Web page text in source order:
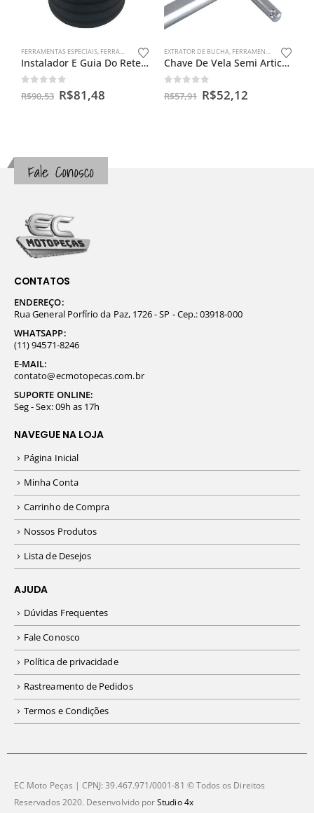
FERRAMENTAS ESPECIAIS, FERRAMENTAS PARA BENGALAS
Instalador E Guia Do Retentor De Bengala Yamaha Crosser 150
out of 5
R$90,53 R$81,48
EXTRATOR DE BUCHA, FERRAMENTAS ESPECIAIS
Chave De Vela Semi Articulada 16mm
out of 5
R$57,91 R$52,12
Fale Conosco
CONTATOS
ENDEREÇO:
Rua General Porfírio da Paz, 1726 - SP - Cep.: 03918-000
WHATSAPP:
(11) 94571-8246
E-MAIL:
contato@ecmotopecas.com.br
SUPORTE ONLINE:
Seg - Sex: 09h as 17h
NAVEGUE NA LOJA
Página Inicial
Minha Conta
Carrinho de Compra
Nossos Produtos
Lista de Desejos
AJUDA
Dúvidas Frequentes
Fale Conosco
Política de privacidade
Rastreamento de Pedidos
Termos e Condições
EC Moto Peças | CPNJ: 39.467.971/0001-81 © Todos os Direitos
Reservados 2020. Desenvolvido porStudio 4x